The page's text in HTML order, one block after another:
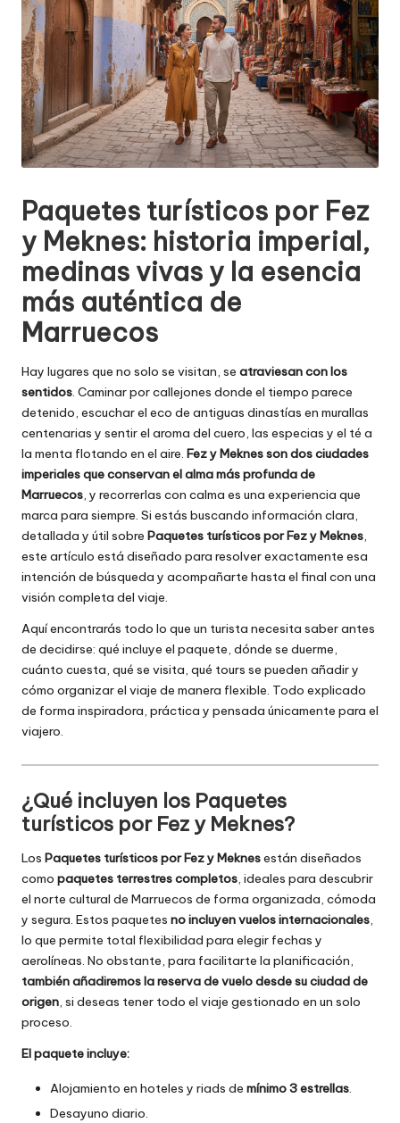
Paquetes turísticos por Fez
y Meknes: historia imperial,
medinas vivas y la esencia
más auténtica de
Marruecos
Hay lugares que no solo se visitan, se atraviesan con los
sentidos. Caminar por callejones donde el tiempo parece
detenido, escuchar el eco de antiguas dinastías en murallas
centenarias y sentir el aroma del cuero, las especias y el té a
la menta flotando en el aire. Fez y Meknes son dos ciudades
imperiales que conservan el alma más profunda de
Marruecos, y recorrerlas con calma es una experiencia que
marca para siempre. Si estás buscando información clara,
detallada y útil sobre Paquetes turísticos por Fez y Meknes,
este artículo está diseñado para resolver exactamente esa
intención de búsqueda y acompañarte hasta el final con una
visión completa del viaje.
Aquí encontrarás todo lo que un turista necesita saber antes
de decidirse: qué incluye el paquete, dónde se duerme,
cuánto cuesta, qué se visita, qué tours se pueden añadir y
cómo organizar el viaje de manera flexible. Todo explicado
de forma inspiradora, práctica y pensada únicamente para el
viajero.
¿Qué incluyen los Paquetes
turísticos por Fez y Meknes?
Los Paquetes turísticos por Fez y Meknesestán diseñados
como paquetes terrestres completos, ideales para descubrir
el norte cultural de Marruecos de forma organizada, cómoda
y segura. Estos paquetes no incluyen vuelos internacionales,
lo que permite total flexibilidad para elegir fechas y
aerolíneas. No obstante, para facilitarte la planificación,
también añadiremos la reserva de vuelo desde su ciudad de
origen, si deseas tener todo el viaje gestionado en un solo
proceso.
El paquete incluye:
Alojamiento en hoteles y riads de mínimo 3 estrellas.
Desayuno diario.